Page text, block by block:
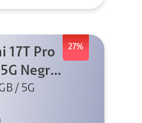
27%
17T Pro
Negro
/ 5G